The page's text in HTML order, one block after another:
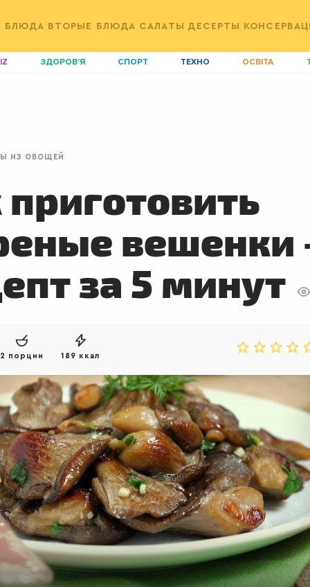
БЛЮДА ВТОРЫЕ БЛЮДА САЛАТЫ ДЕСЕРТЫ
ЗДОРОВ'Я СПОРТ ТЕХНО ОСВІТА
ИЗ ОВОЩЕЙ
вешенки
за 5 минут
2 порции 189 ккал